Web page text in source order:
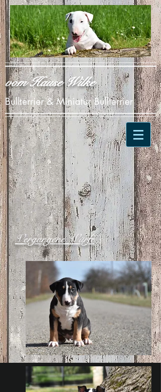
vom Hause Wilke
Bullterrier & Miniatur Bullterrier
Vergangene Würfe